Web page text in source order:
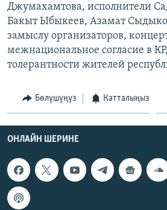
ЭЕ/АРнун бардык сайттары
Джумахамтова, исполнители
Бакыт Ыбыкеев, Азамат
замыслу организаторов,
межнациональное согласие в
толерантности жителей
Бөлүшүңүз Катталыңыз
ОНЛАЙН ШЕРИНЕ